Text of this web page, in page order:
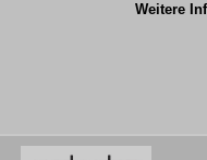
Weitere